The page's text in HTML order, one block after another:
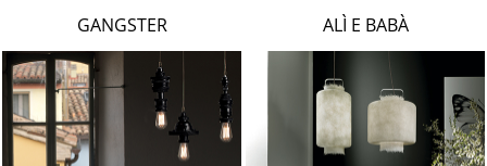
PORSCHE
CATELLANI & SMITH
VIABIZZUNO
ALÌ E BABÀ
GANGSTER